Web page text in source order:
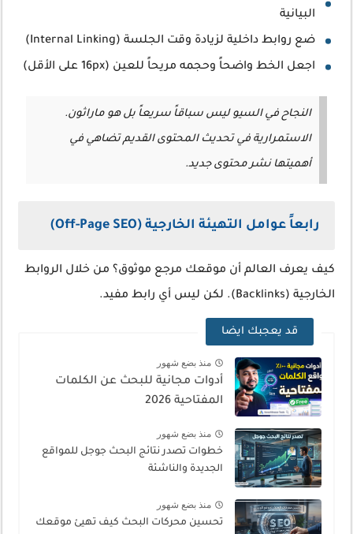
البيانية
ضع روابط داخلية لزيادة وقت الجلسة (Internal Linking)
اجعل الخط واضحاً وحجمه مريحاً للعين (16px على الأقل)
النجاح في السيو ليس سباقاً سريعاً بل هو ماراثون.
الاستمرارية في تحديث المحتوى القديم تضاهي في
أهميتها نشر محتوى جديد.
رابعاً عوامل التهيئة الخارجية (Off-Page SEO)
كيف يعرف العالم أن موقعك مرجع موثوق؟ من خلال الروابط
الخارجية (Backlinks). لكن ليس أي رابط مفيد.
قد يعجبك ايضا
منذ بضع شهور
أدوات مجانية للبحث عن الكلمات
المفتاحية 2026
منذ بضع شهور
خطوات تصدر نتائج البحث جوجل للمواقع
الجديدة والناشئة
منذ بضع شهور
تحسين محركات البحث كيف تهيئ موقعك